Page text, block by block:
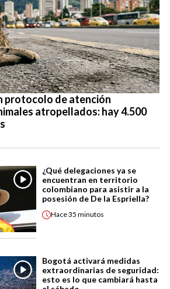
protocolo de atención
atropellados: hay 4.500
¿Qué delegaciones ya se
encuentran en territorio
colombiano para asistir a la
posesión de De la Espriella?
Hace35 minutos
Bogotá activará medidas
extraordinarias de seguridad:
esto es lo que cambiará hasta